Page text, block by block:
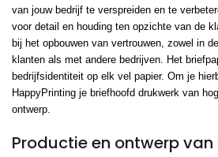
van jouw bedrijf te verspreiden en te
voor detail en houding ten opzichte van de
bij het opbouwen van vertrouwen, zowel in
klanten als met andere bedrijven. Het
bedrijfsidentiteit op elk vel papier. Om je
HappyPrinting je briefhoofd drukwerk van
ontwerp.
Productie en ontwerp